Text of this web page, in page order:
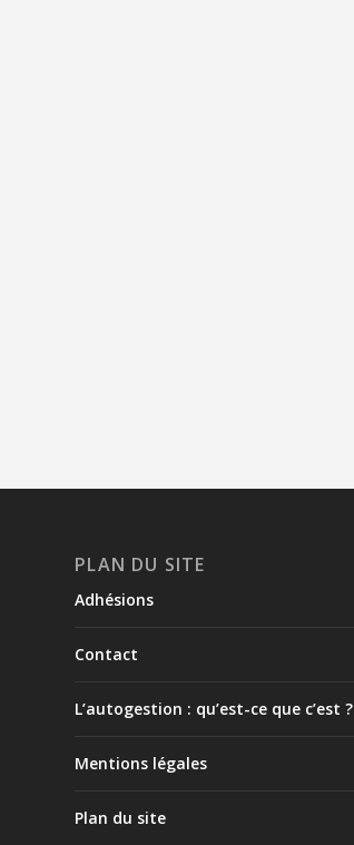
PLAN DU SITE
Adhésions
Contact
L’autogestion : qu’est-ce que c’est ?
Mentions légales
Plan du site